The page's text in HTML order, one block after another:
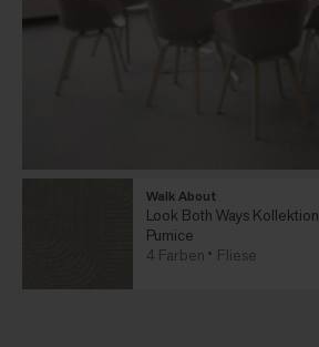
Walk About
Look Both Ways Kollektion
Pumice
4 Farben
Fliese